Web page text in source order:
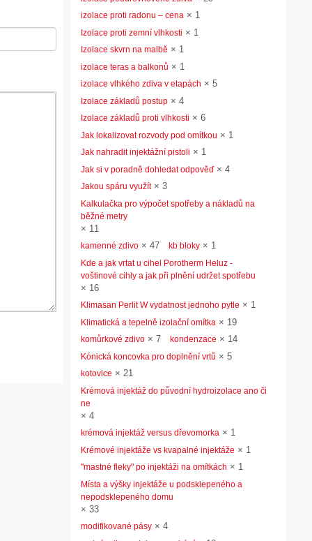
izolace proti radonu – cena × 1
Izolace proti zemní vlhkosti × 1
Izolace skvrn na malbě × 1
izolace teras a balkonů × 1
izolace vlhkého zdiva v etapách × 5
Izolace základů postup × 4
Izolace základů proti vlhkosti × 6
Jak lokalizovat rozvody pod omítkou × 1
Jak nahradit injektážní pistoli × 1
Jak si v poradně dohledat odpověď× 4
Jakou spáru využít× 3
Kalkulačka pro výpočet spotřeby a nákladů na
běžné metry
× 11
kamenné zdivo × 47 kb bloky × 1
Kde a jak vrtat u cihel Porotherm Heluz -
voštinové cihly a jak při plnění udržet spotřebu
× 16
Klimasan Perlit W vydatnost jednoho pytle × 1
Klimatická a tepelně izolační omítka × 19
komůrkové zdivo × 7 kondenzace × 14
Kónická koncovka pro doplnění vrtů × 5
kotovice × 21
Krémová injektáž do původní hydroizolace ano či
ne
× 4
krémová injektáž versus dřevomorka × 1
Krémové injektáže vs kvapalné injektáže × 1
"mastné fleky" po injektáži na omítkách × 1
Místa a výšky injektáže u podsklepeného a
nepodsklepeného domu
× 33
modifikované pásy × 4